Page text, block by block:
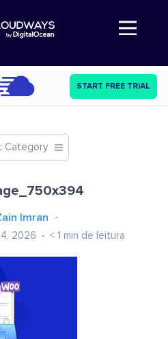
Abre a navegação
START FREE TRIAL
Category
Imran
2026 < 1 min de leitura